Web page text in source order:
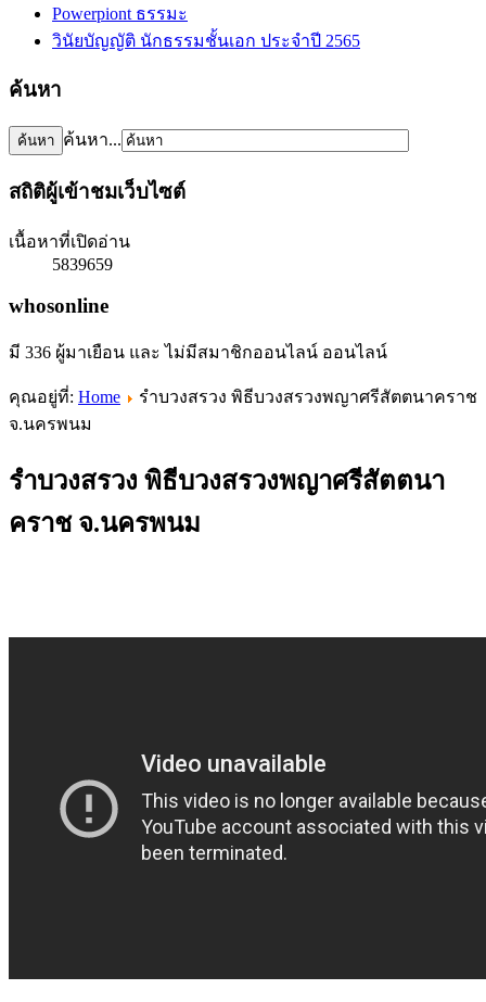
Powerpiont ธรรมะ
วินัยบัญญัติ นักธรรมชั้นเอก ประจำปี 2565
ค้นหา
ค้นหา...
สถิติผู้เข้าชมเว็บไซต์
เนื้อหาที่เปิดอ่าน
5839659
whosonline
มี 336 ผู้มาเยือน และ ไม่มีสมาชิกออนไลน์ ออนไลน์
คุณอยู่ที่: Home
รำบวงสรวง พิธีบวงสรวงพญาศรีสัตตนาคราช
จ.นครพนม
รำบวงสรวง พิธีบวงสรวงพญาศรีสัตตนา
คราช จ.นครพนม